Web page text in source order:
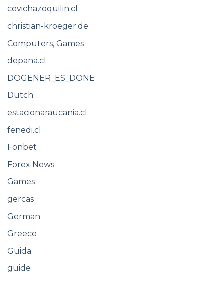
cevichazoquilin.cl
christian-kroeger.de
Computers, Games
depana.cl
DOGENER_ES_DONE
Dutch
estacionaraucania.cl
fenedi.cl
Fonbet
Forex News
Games
gercas
German
Greece
Guida
guide